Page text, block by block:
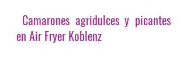
Camarones agridulces y picantes
en Air Fryer Koblenz